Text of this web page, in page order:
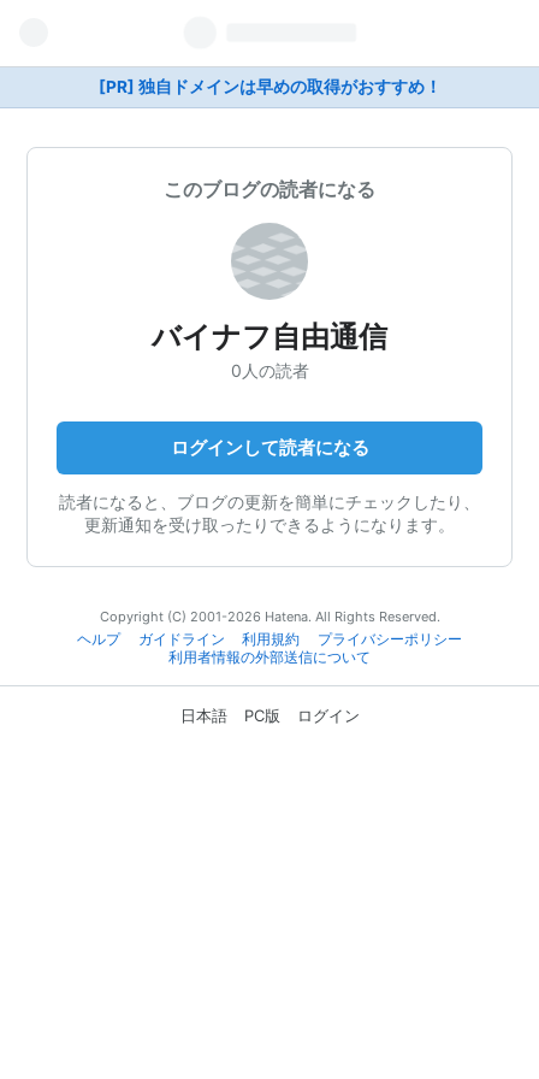
[PR] 独自ドメインは早めの取得がおすすめ！
このブログの読者になる
バイナフ自由通信
0人の読者
ログインして読者になる
読者になると、ブログの更新を簡単にチェックしたり、
更新通知を受け取ったりできるようになります。
Copyright (C) 2001-2026 Hatena. All Rights Reserved.
ヘルプ
ガイドライン 利用規約
プライバシーポリシー
利用者情報の外部送信について
日本語 PC版 ログイン